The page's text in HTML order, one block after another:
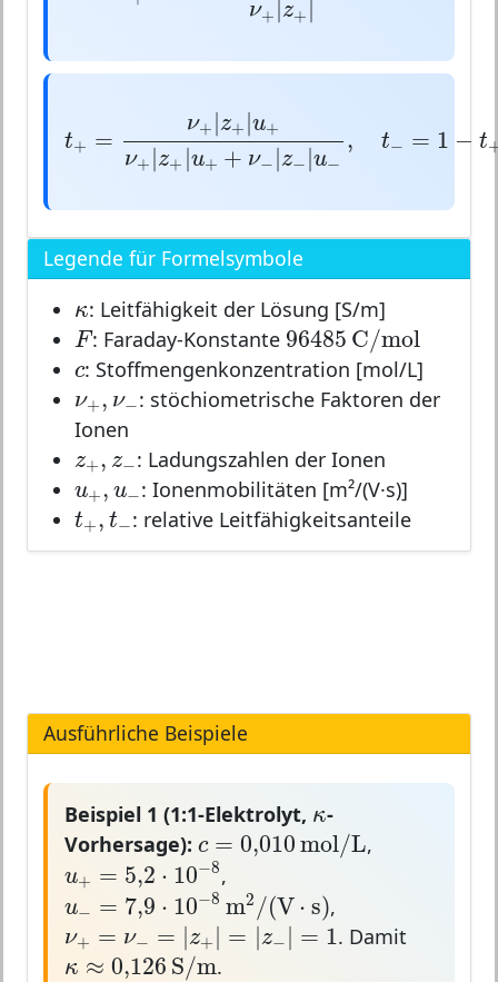
ν+ z+
t+ =
ν+ |z+ |u+
ν+ |z+ |u+ + ν− |z− |u−
, t− = 1 − t
u+ ν+ z+
Legende für Formelsymbole
κ
κ: Leitfähigkeit der Lösung [S/m]
F
F : Faraday-Konstante 96485 C/mol
96485C/mol
c
c: Stoffmengenkonzentration [mol/L]
ν+, ν−
ν+ , ν− : stöchiometrische Faktoren der
Ionen
z+, z−
z+ , z− : Ladungszahlen der Ionen
u+, u−
u+ , u− : Ionenmobilitäten [m²/(V·s)]
t+, t−
t + t− : relative Leitfähigkeitsanteile
Ausführliche Beispiele
Beispiel 1 (1:1-Elektrolyt, κ
κ-
Vorhersage): c = 0,010mol/L
c=0,010mol/L ,
u+ = 5,2 ⋅ 10−8
u+=5,2⋅10−8 ,
u− = 7,9 ⋅ 10−8 m2 /(V ⋅ s)
u− ,9⋅10−8m /( V⋅s) ,
ν+ = ν− = |z+ | = |z− | = 1
ν+ − =| +| | z− | = 1 . Damit
κ ≈ 0,126 S/m
κ ≈ 0,126S /m .